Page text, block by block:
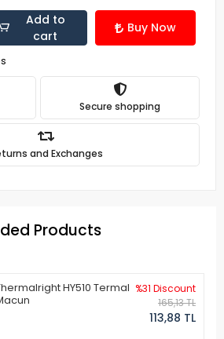
Add to
cart
Buy Now
Secure shopping
and Exchanges
Products
HY510 Termal %31 Discount
165,13 TL
113,88 TL